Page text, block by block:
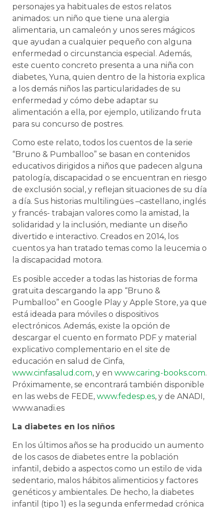
personajes ya habituales de estos relatos
animados: un niño que tiene una alergia
alimentaria, un camaleón y unos seres mágicos
que ayudan a cualquier pequeño con alguna
enfermedad o circunstancia especial. Además,
este cuento concreto presenta a una niña con
diabetes, Yuna, quien dentro de la historia explica
a los demás niños las particularidades de su
enfermedad y cómo debe adaptar su
alimentación a ella, por ejemplo, utilizando fruta
para su concurso de postres.
Como este relato, todos los cuentos de la serie
“Bruno & Pumballoo” se basan en contenidos
educativos dirigidos a niños que padecen alguna
patología, discapacidad o se encuentran en riesgo
de exclusión social, y reflejan situaciones de su día
a día. Sus historias multilingües –castellano, inglés
y francés- trabajan valores como la amistad, la
solidaridad y la inclusión, mediante un diseño
divertido e interactivo. Creados en 2014, los
cuentos ya han tratado temas como la leucemia o
la discapacidad motora.
Es posible acceder a todas las historias de forma
gratuita descargando la app “Bruno &
Pumballoo” en Google Play y Apple Store, ya que
está ideada para móviles o dispositivos
electrónicos. Además, existe la opción de
descargar el cuento en formato PDF y material
explicativo complementario en el site de
educación en salud de Cinfa,
www.cinfasalud.com, y en www.caring-books.com.
Próximamente, se encontrará también disponible
en las webs de FEDE, www.fedesp.es, y de ANADI,
www.anadi.es
La diabetes en los niños
En los últimos años se ha producido un aumento
de los casos de diabetes entre la población
infantil, debido a aspectos como un estilo de vida
sedentario, malos hábitos alimenticios y factores
genéticos y ambientales. De hecho, la diabetes
infantil (tipo 1) es la segunda enfermedad crónica